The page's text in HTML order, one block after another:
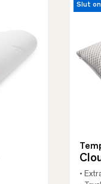
Slut
•